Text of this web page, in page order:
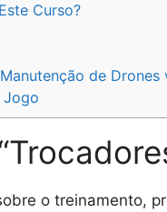
Curso?
de
Jogo
o treinamento,